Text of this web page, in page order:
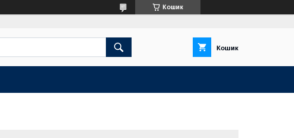
Кошик
Кошик